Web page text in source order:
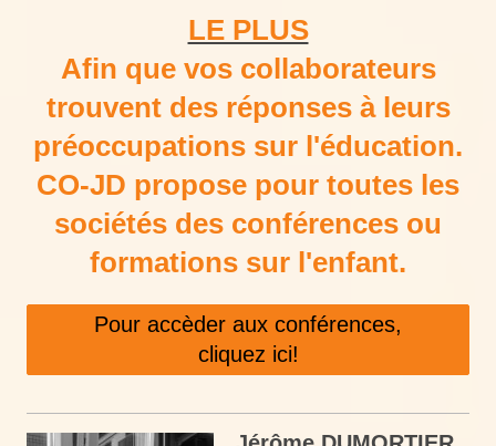
LE PLUS
Afin que vos collaborateurs
trouvent des réponses à leurs
préoccupations sur l'éducation.
CO-JD propose pour toutes les
sociétés des conférences ou
formations sur l'enfant.
Pour accèder aux conférences,
cliquez ici!